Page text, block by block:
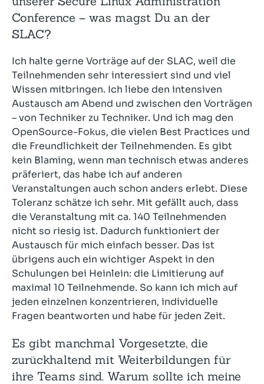
Conference – was magst Du an der
SLAC?
Ich halte gerne Vorträge auf der SLAC, weil die
Teilnehmenden sehr interessiert sind und viel
Wissen mitbringen. Ich liebe den intensiven
Austausch am Abend und zwischen den Vorträgen
– von Techniker zu Techniker. Und ich mag den
OpenSource-Fokus, die vielen Best Practices und
die Freundlichkeit der Teilnehmenden. Es gibt
kein Blaming, wenn man technisch etwas anderes
präferiert, das habe ich auf anderen
Veranstaltungen auch schon anders erlebt. Diese
Toleranz schätze ich sehr. Mit gefällt auch, dass
die Veranstaltung mit ca. 140 Teilnehmenden
nicht so riesig ist. Dadurch funktioniert der
Austausch für mich einfach besser. Das ist
übrigens auch ein wichtiger Aspekt in den
Schulungen bei Heinlein: die Limitierung auf
maximal 10 Teilnehmende. So kann ich mich auf
jeden einzelnen konzentrieren, individuelle
Fragen beantworten und habe für jeden Zeit.
Es gibt manchmal Vorgesetzte, die
zurückhaltend mit Weiterbildungen für
ihre Teams sind. Warum sollte ich meine